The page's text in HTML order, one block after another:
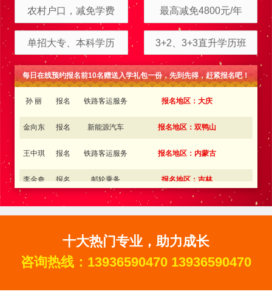
农村户口，减免学费 最高减免4800元/年
单招大专、本科学历 3+2、3+3直升学历班
每日在线预约报名前10名赠送入学礼包一份，先到先得，赶紧报名吧！
张昕鑫 报名 护理 报名地区：齐齐哈尔
李立新 报名 工程测量 报名地区：五大连池
孙 丽 报名 铁路客运服务 报名地区：大庆
金向东 报名 新能源汽车 报名地区：双鸭山
王中琪 报名 铁路客运服务 报名地区：内蒙古
李金奇 报名 邮轮乘务 报名地区：吉林
报名 航空服务 报名地区：佳木斯
胡峰 报名 工业机器人 报名地区：肇东
周立可 报名 电子商务 报名地区：伊春
十大热门专业，助力成长
咨询热线： 13936590470 13936590470